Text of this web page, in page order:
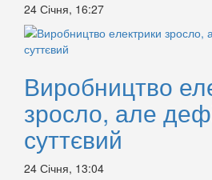
24 Січня, 16:27
Виробництво
зросло, але
суттєвий
24 Січня, 13:04